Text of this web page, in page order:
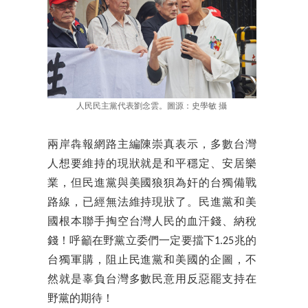
人民民主黨代表劉念雲。圖源：史學敏 攝
兩岸犇報網路主編陳崇真表示，多數台灣
人想要維持的現狀就是和平穩定、安居樂
業，但民進黨與美國狼狽為奸的台獨備戰
路線，已經無法維持現狀了。民進黨和美
國根本聯手掏空台灣人民的血汗錢、納稅
錢！呼籲在野黨立委們一定要擋下1.25兆的
台獨軍購，阻止民進黨和美國的企圖，不
然就是辜負台灣多數民意用反惡罷支持在
野黨的期待！